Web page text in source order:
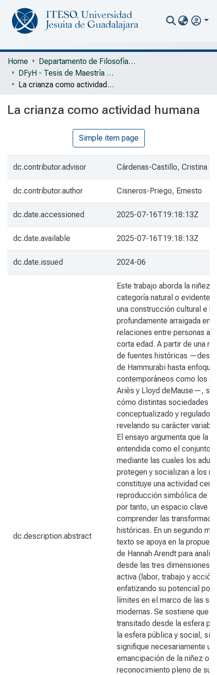
Communities & Collections
All of Repository
Portal Biblioteca
Home
Departamento de Filosofía y Humanidades
DFyH - Tesis de Maestría en Filosofía y Ciencias Sociales
La crianza como actividad humana
La crianza como actividad humana
Simple item page
dc.contributor.advisor Cárdenas-Castillo, Cristina
dc.contributor.author Cisneros-Priego, Ernesto
dc.date.accessioned 2025-07-16T19:18:13Z
dc.date.available 2025-07-16T19:18:13Z
dc.date.issued 2024-06
dc.description.abstract
Este trabajo aborda la niñez
categoría natural o evidente,
una construcción cultural e
profundamente arraigada en
relaciones entre personas
corta edad. A partir de una
de fuentes históricas
de Hammurabi hasta
contemporáneos como los
Ariès y Lloyd deMause—, se
cómo distintas sociedades
conceptualizado y regulado
revelando su carácter
El ensayo argumenta que la
entendida como el conjunto
mediante las cuales los
protegen y socializan a los
constituye una actividad
reproducción simbólica de la
por tanto, un espacio clave
comprender las
históricas. En un segundo
texto se apoya en la
de Hannah Arendt para
desde las tres dimensiones
activa (labor, trabajo y
enfatizando su potencial
límites en el marco de las
modernas. Se sostiene que
transitado desde la esfera
la esfera pública y social, sin
signifique necesariamente
emancipación de la niñez o
reconocimiento pleno de su